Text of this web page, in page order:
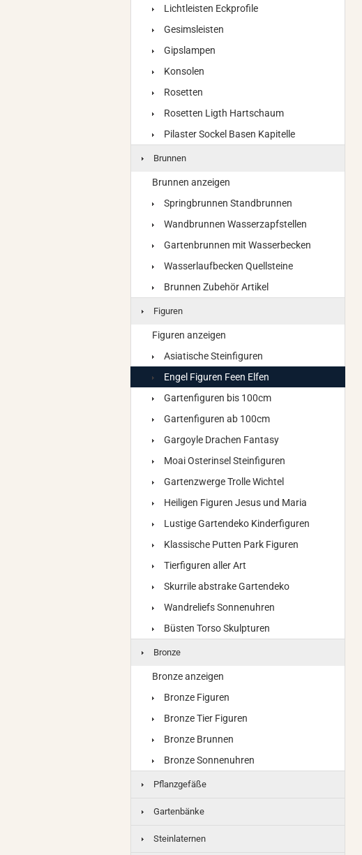
Lichtleisten Eckprofile
Gesimsleisten
Gipslampen
Konsolen
Rosetten
Rosetten Ligth Hartschaum
Pilaster Sockel Basen Kapitelle
Brunnen
Brunnen anzeigen
Springbrunnen Standbrunnen
Wandbrunnen Wasserzapfstellen
Gartenbrunnen mit Wasserbecken
Wasserlaufbecken Quellsteine
Brunnen Zubehör Artikel
Figuren
Figuren anzeigen
Asiatische Steinfiguren
Engel Figuren Feen Elfen
Gartenfiguren bis 100cm
Gartenfiguren ab 100cm
Gargoyle Drachen Fantasy
Moai Osterinsel Steinfiguren
Gartenzwerge Trolle Wichtel
Heiligen Figuren Jesus und Maria
Lustige Gartendeko Kinderfiguren
Klassische Putten Park Figuren
Tierfiguren aller Art
Skurrile abstrake Gartendeko
Wandreliefs Sonnenuhren
Büsten Torso Skulpturen
Bronze
Bronze anzeigen
Bronze Figuren
Bronze Tier Figuren
Bronze Brunnen
Bronze Sonnenuhren
Pflanzgefäße
Gartenbänke
Steinlaternen